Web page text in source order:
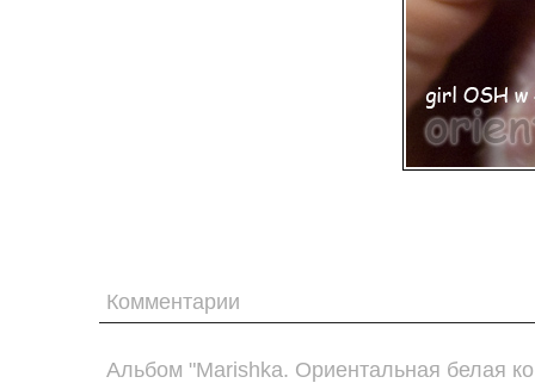
Комментарии
Альбом "Marishka. Ориентальная белая